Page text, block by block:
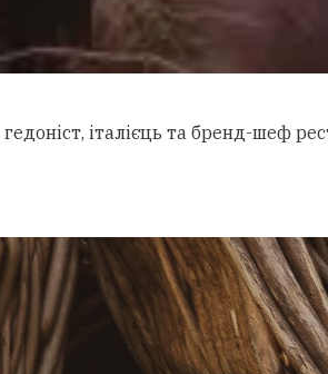
гедоніст, італієць та бренд-шеф